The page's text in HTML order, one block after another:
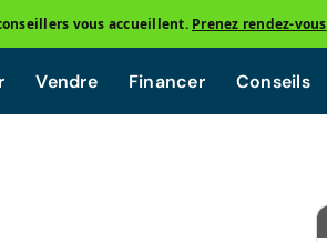
vous accueillent. Prenez rendez-vous
Vendre Financer Conseils